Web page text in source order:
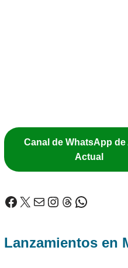
Canal de WhatsApp
Actual
Lanzamientos en